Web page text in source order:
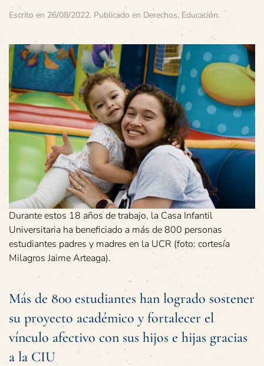
Escrito en 26/08/2022. Publicado en Derechos, Educación.
Durante estos 18 años de trabajo, la Casa Infantil
Universitaria ha beneficiado a más de 800 personas
estudiantes padres y madres en la UCR (foto: cortesía
Milagros Jaime Arteaga).
Más de 800 estudiantes han logrado sostener
su proyecto académico y fortalecer el
vínculo afectivo con sus hijos e hijas gracias
a la CIU